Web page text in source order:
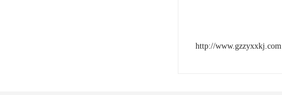
http://www.gzzyxxkj.com